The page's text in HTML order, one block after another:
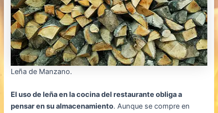
Leña de Manzano.
El uso de leña en la cocina del restaurante obliga a
pensar en su almacenamiento. Aunque se compre en